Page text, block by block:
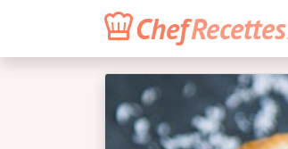
ChefRecettes